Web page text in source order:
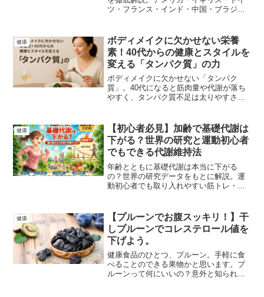
ツ・フランス・インド・中国・ブラジ
地中海式、ヴィーガンなど各国の文化背
景と食生活から読み解きます。
健康
ボディメイクに欠かせない栄養
素！40代からの健康とスタイルを
変える「タンパク質」の力
ボディメイクに欠かせない「タンパク
質」。40代になると筋肉量や代謝が落ち
やすく、タンパク質不足は太りやすさや
量・摂取のコツまでをやさしく解説しま
す。
健康
【初心者必見】加齢で基礎代謝は
下がる？世界の研究と運動初心者
でもできる代謝維持法
年齢とともに基礎代謝は本当に下がる
の？世界の研究データをもとに解説。運
動初心者でも取り入れやすい筋トレ・食
健康
【プルーンでお腹スッキリ！】干
しプルーンでコレステロール値を
下げよう。
健康食品のひとつ、プルーン。手軽に食
べることのできる果物かと思います。プ
ルーンって何にいいの？意外と知られて